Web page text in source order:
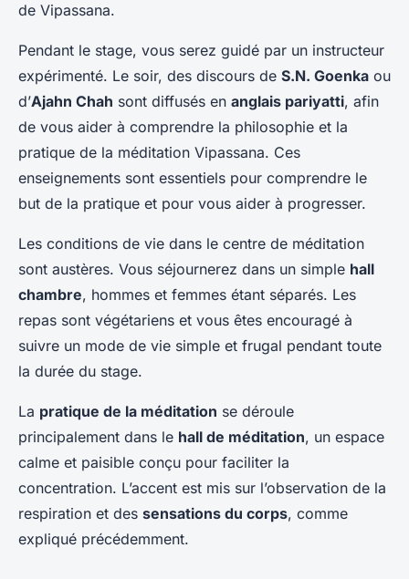
de Vipassana.
Pendant le stage, vous serez guidé par un instructeur
expérimenté. Le soir, des discours de S.N. Goenka ou
d’Ajahn Chah sont diffusés en anglais pariyatti, afin
de vous aider à comprendre la philosophie et la
pratique de la méditation Vipassana. Ces
enseignements sont essentiels pour comprendre le
but de la pratique et pour vous aider à progresser.
Les conditions de vie dans le centre de méditation
sont austères. Vous séjournerez dans un simple hall
chambre, hommes et femmes étant séparés. Les
repas sont végétariens et vous êtes encouragé à
suivre un mode de vie simple et frugal pendant toute
la durée du stage.
La pratique de la méditation se déroule
principalement dans le hall de méditation, un espace
calme et paisible conçu pour faciliter la
concentration. L’accent est mis sur l’observation de la
respiration et des sensations du corps, comme
expliqué précédemment.